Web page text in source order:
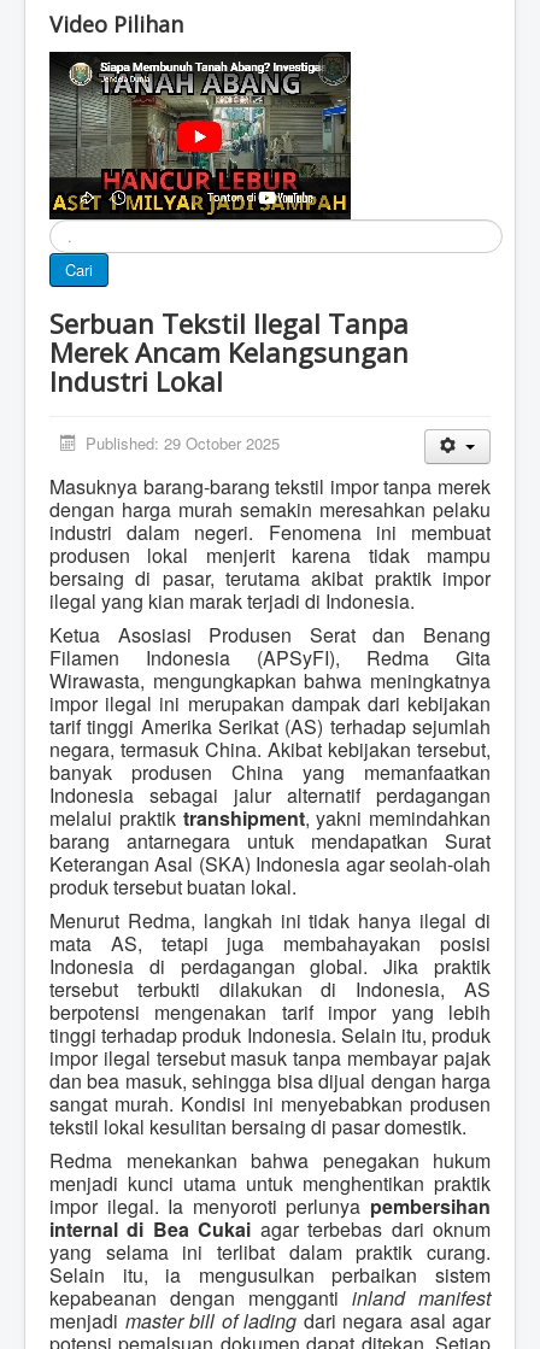
Video Pilihan
Cari
Cari
Serbuan Tekstil Ilegal Tanpa
Merek Ancam Kelangsungan
Industri Lokal
Published: 29 October 2025
Masuknya barang-barang tekstil impor tanpa merek
dengan harga murah semakin meresahkan pelaku
industri dalam negeri. Fenomena ini membuat
produsen lokal menjerit karena tidak mampu
bersaing di pasar, terutama akibat praktik impor
ilegal yang kian marak terjadi di Indonesia.
Ketua Asosiasi Produsen Serat dan Benang
Filamen Indonesia (APSyFI), Redma Gita
Wirawasta, mengungkapkan bahwa meningkatnya
impor ilegal ini merupakan dampak dari kebijakan
tarif tinggi Amerika Serikat (AS) terhadap sejumlah
negara, termasuk China. Akibat kebijakan tersebut,
banyak produsen China yang memanfaatkan
Indonesia sebagai jalur alternatif perdagangan
melalui praktik transhipment, yakni memindahkan
barang antarnegara untuk mendapatkan Surat
Keterangan Asal (SKA) Indonesia agar seolah-olah
produk tersebut buatan lokal.
Menurut Redma, langkah ini tidak hanya ilegal di
mata AS, tetapi juga membahayakan posisi
Indonesia di perdagangan global. Jika praktik
tersebut terbukti dilakukan di Indonesia, AS
berpotensi mengenakan tarif impor yang lebih
tinggi terhadap produk Indonesia. Selain itu, produk
impor ilegal tersebut masuk tanpa membayar pajak
dan bea masuk, sehingga bisa dijual dengan harga
sangat murah. Kondisi ini menyebabkan produsen
tekstil lokal kesulitan bersaing di pasar domestik.
Redma menekankan bahwa penegakan hukum
menjadi kunci utama untuk menghentikan praktik
impor ilegal. Ia menyoroti perlunya pembersihan
internal di Bea Cukai agar terbebas dari oknum
yang selama ini terlibat dalam praktik curang.
Selain itu, ia mengusulkan perbaikan sistem
kepabeanan dengan mengganti inland manifest
menjadi master bill of lading dari negara asal agar